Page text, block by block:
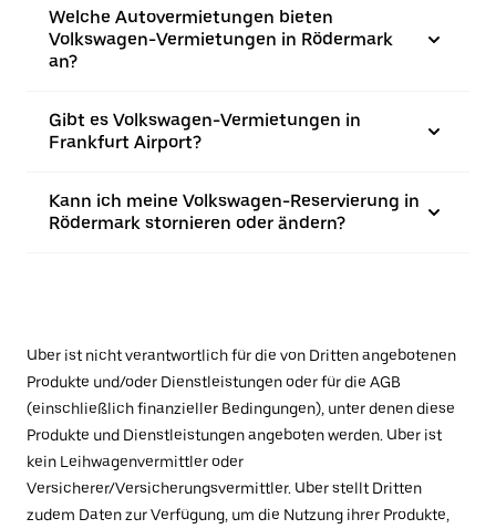
Welche Autovermietungen bieten
Volkswagen-Vermietungen in Rödermark
an?
Gibt es Volkswagen-Vermietungen in
Frankfurt Airport?
Kann ich meine Volkswagen-Reservierung in
Rödermark stornieren oder ändern?
Uber ist nicht verantwortlich für die von Dritten angebotenen
Produkte und/oder Dienstleistungen oder für die AGB
(einschließlich finanzieller Bedingungen), unter denen diese
Produkte und Dienstleistungen angeboten werden. Uber ist
kein Leihwagenvermittler oder
Versicherer/Versicherungsvermittler. Uber stellt Dritten
zudem Daten zur Verfügung, um die Nutzung ihrer Produkte,